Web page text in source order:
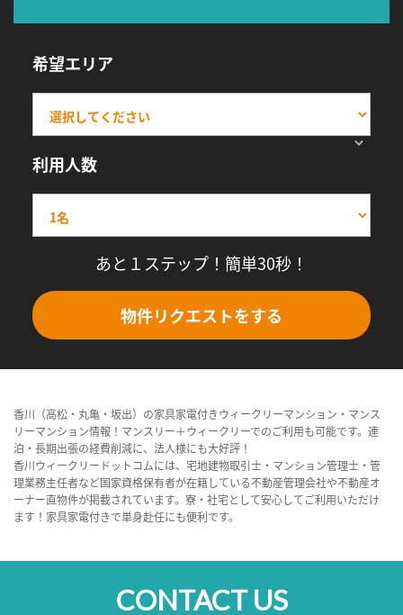
希望エリア
利用人数
あと１ステップ！簡単30秒！
物件リクエストをする
香川（高松・丸亀・坂出）の家具家電付きウィークリーマンション・マンス
リーマンション情報！マンスリー＋ウィークリーでのご利用も可能です。連
泊・長期出張の経費削減に、法人様にも大好評！
香川ウィークリードットコムには、宅地建物取引士・マンション管理士・管
理業務主任者など国家資格保有者が在籍している不動産管理会社や不動産オ
ーナー直物件が掲載されています。寮・社宅として安心してご利用いただけ
ます！家具家電付きで単身赴任にも便利です。
CONTACT US